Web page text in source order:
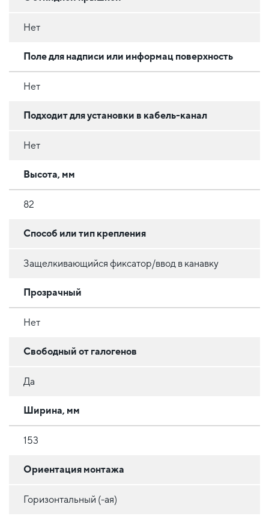
Нет
Поле для надписи или информац поверхность
Нет
Подходит для установки в кабель-канал
Нет
Высота, мм
82
Способ или тип крепления
Защелкивающийся фиксатор/ввод в канавку
Прозрачный
Нет
Свободный от галогенов
Да
Ширина, мм
153
Ориентация монтажа
Горизонтальный (-ая)